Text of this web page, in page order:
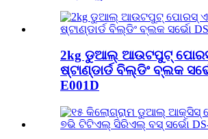
2kg ଡୁଆଲ୍ ଆଉଟପୁଟ୍
ଷ୍ଟାଣ୍ଡାର୍ଡ ବିଲ୍ଡିଂ ବ୍ଲକ
E001D